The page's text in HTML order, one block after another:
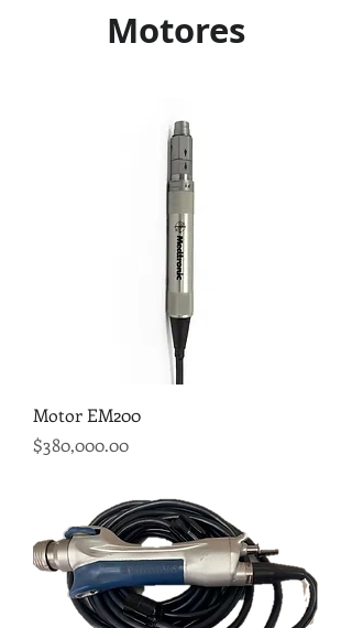
Motores
Motor EM200
Precio
$380,000.00